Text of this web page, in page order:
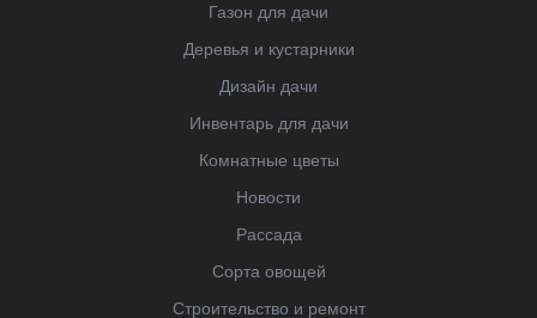
Газон для дачи
Деревья и кустарники
Дизайн дачи
Инвентарь для дачи
Комнатные цветы
Новости
Рассада
Сорта овощей
Строительство и ремонт